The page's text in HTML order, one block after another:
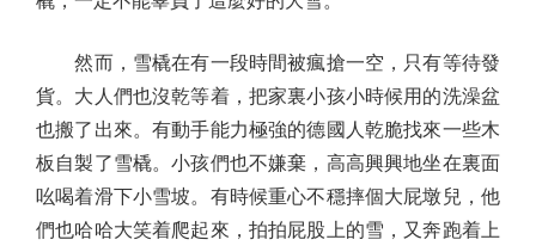
然而，雪橇在有一段時間被瘋搶一空，只有等待發
貨。大人們也沒乾等着，把家裏小孩小時候用的洗澡盆
也搬了出來。有動手能力極強的德國人乾脆找來一些木
板自製了雪橇。小孩們也不嫌棄，高高興興地坐在裏面
吆喝着滑下小雪坡。有時候重心不穩摔個大屁墩兒，他
們也哈哈大笑着爬起來，拍拍屁股上的雪，又奔跑着上